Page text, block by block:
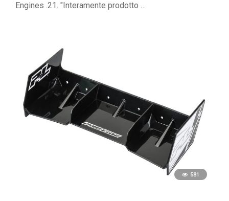
Engines .21. "Interamente prodotto …
581